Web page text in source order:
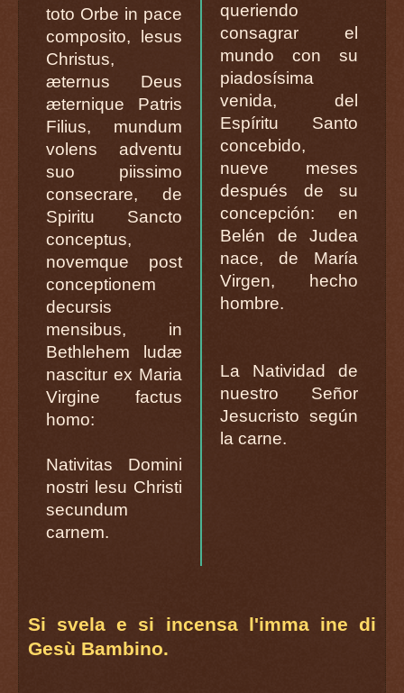
toto Orbe in pace
composito, lesus
Christus,
æternus Deus
æternique Patris
Filius, mundum
volens adventu
suo piissimo
consecrare, de
Spiritu Sancto
conceptus,
novemque post
conceptionem
decursis
mensibus, in
Bethlehem ludæ
nascitur ex Maria
Virgine factus
homo:
Nativitas Domini
nostri lesu Christi
secundum
carnem.
queriendo
consagrar el
mundo con su
piadosísima
venida, del
Espíritu Santo
concebido,
nueve meses
después de su
concepción: en
Belén de Judea
nace, de María
Virgen, hecho
hombre.
La Natividad de
nuestro Señor
Jesucristo según
la carne.
Si svela e si incensa l'imma ine di
Gesù Bambino.